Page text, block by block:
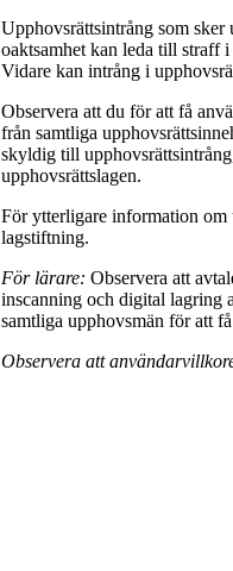
Upphovsrättsintrång som
oaktsamhet kan leda till straff
Vidare kan intrång i
Observera att du för att få
från samtliga
skyldig till
upphovsrättslagen.
För ytterligare information om
lagstiftning.
För lärare: Observera att
inscanning och digital lagring
samtliga upphovsmän för att
Observera att